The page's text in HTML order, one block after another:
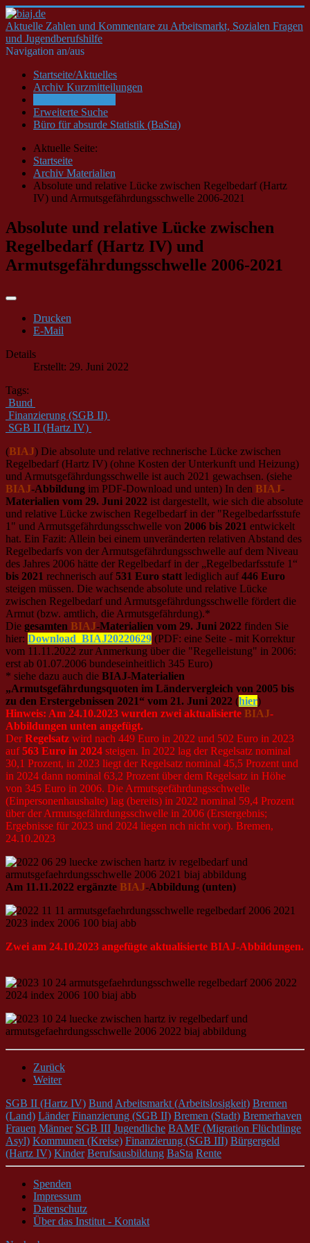
Aktuelle Zahlen und Kommentare zu Arbeitsmarkt, Sozialen Fragen
und Jugendberufshilfe
Navigation an/aus
Startseite/Aktuelles
Archiv Kurzmitteilungen
Erweiterte Suche
Büro für absurde Statistik (BaSta)
Aktuelle Seite:
Startseite
Archiv Materialien
Absolute und relative Lücke zwischen Regelbedarf (Hartz
IV) und Armutsgefährdungsschwelle 2006-2021
Absolute und relative Lücke zwischen
Regelbedarf (Hartz IV) und
Armutsgefährdungsschwelle 2006-2021
Drucken
E-Mail
Details
Erstellt: 29. Juni 2022
Tags:
Bund
Finanzierung (SGB II)
SGB II (Hartz IV)
(BIAJ) Die absolute und relative rechnerische Lücke zwischen
Regelbedarf (Hartz IV) (ohne Kosten der Unterkunft und Heizung)
und Armutsgefährdungsschwelle ist auch 2021 gewachsen. (siehe
BIAJ-Abbildung im PDF-Download und unten) In den BIAJ-
Materialien vom 29. Juni 2022 ist dargestellt, wie sich die absolute
und relative Lücke zwischen Regelbedarf in der "Regelbedarfsstufe
1" und Armutsgefährdungsschwelle von 2006 bis 2021 entwickelt
hat. Ein Fazit: Allein bei einem unveränderten relativen Abstand des
Regelbedarfs von der Armutsgefährdungsschwelle auf dem Niveau
des Jahres 2006 hätte der Regelbedarf in der „Regelbedarfsstufe 1“
bis 2021 rechnerisch auf531 Euro statt lediglich auf446 Euro
steigen müssen. Die wachsende absolute und relative Lücke
zwischen Regelbedarf und Armutsgefährdungsschwelle fördert die
Armut (bzw. amtlich, die Armutsgefährdung).*
Die gesamten BIAJ-Materialien vom 29. Juni 2022 finden Sie
hier: Download_BIAJ20220629 (PDF: eine Seite - mit Korrektur
vom 11.11.2022 zur Anmerkung über die "Regelleistung" in 2006:
erst ab 01.07.2006 bundeseinheitlich 345 Euro)
* siehe dazu auch die BIAJ-Materialien
„Armutsgefährdungsquoten im Ländervergleich von 2005 bis
zu den Erstergebnissen 2021“ vom 21. Juni 2022 (hier)
Hinweis: Am 24.10.2023 wurden zwei aktualisierte BIAJ-
Abbildungen unten angefügt.
DerRegelsatz wird nach 449 Euro in 2022 und 502 Euro in 2023
auf563 Euro in 2024 steigen. In 2022 lag der Regelsatz nominal
30,1 Prozent, in 2023 liegt der Regelsatz nominal 45,5 Prozent und
in 2024 dann nominal 63,2 Prozent über dem Regelsatz in Höhe
von 345 Euro in 2006. Die Armutsgefährdungsschwelle
(Einpersonenhaushalte) lag (bereits) in 2022 nominal 59,4 Prozent
über der Armutsgefährdungsschwelle in 2006 (Erstergebnis;
Ergebnisse für 2023 und 2024 liegen nch nicht vor). Bremen,
24.10.2023
Am 11.11.2022 ergänzte BIAJ-Abbildung (unten)
Zwei am 24.10.2023 angefügte aktualisierte BIAJ-Abbildungen.
Zurück
Weiter
SGB II (Hartz IV) Bund Arbeitsmarkt (Arbeitslosigkeit) Bremen
(Land) Länder Finanzierung (SGB II) Bremen (Stadt) Bremerhaven
Frauen Männer SGB III Jugendliche BAMF (Migration Flüchtlinge
Asyl) Kommunen (Kreise) Finanzierung (SGB III) Bürgergeld
(Hartz IV) Kinder Berufsausbildung BaSta Rente
Spenden
Impressum
Datenschutz
Über das Institut - Kontakt